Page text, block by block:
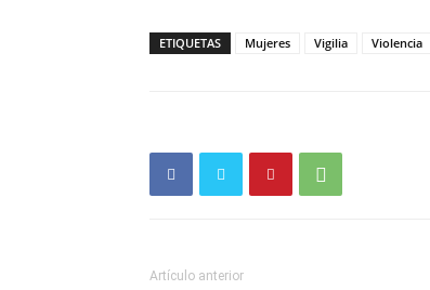
ETIQUETAS Mujeres Vigilia Violencia
Artículo anterior